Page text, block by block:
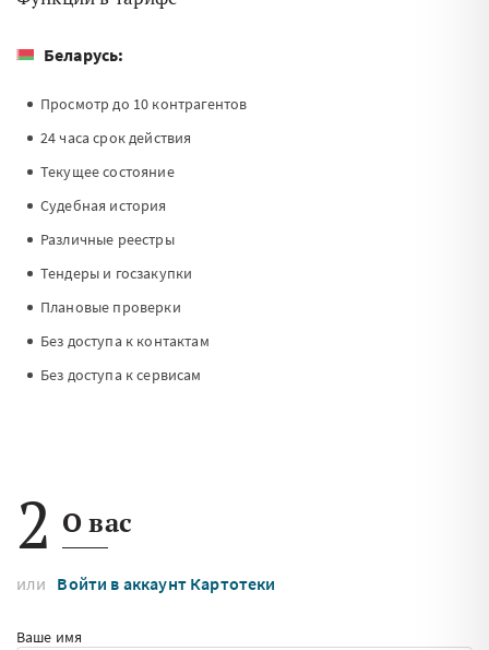
Беларусь:
Просмотр до 10 контрагентов
24 часа cрок действия
Текущее состояние
Судебная история
Различные реестры
Тендеры и госзакупки
Плановые проверки
Без доступа к контактам
Без доступа к сервисам
2 О вас
или Войти в аккаунт Картотеки
Ваше имя